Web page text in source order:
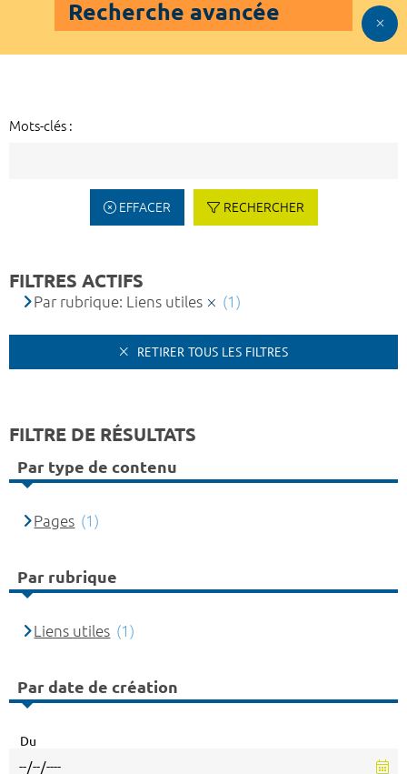
Recherche avancée
Mots-clés :
EFFACER RECHERCHER
FILTRES ACTIFS
Par rubrique: Liens utiles (1)
RETIRER TOUS LES FILTRES
FILTRE DE RÉSULTATS
Par type de contenu
Pages (1)
Par rubrique
Liens utiles (1)
Par date de création
Du